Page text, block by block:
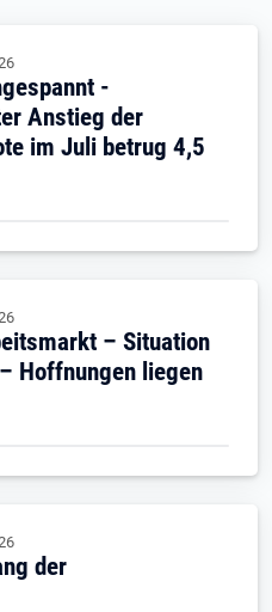
-
Anstieg der
im Juli betrug 4,5
– Situation
Hoffnungen liegen
der